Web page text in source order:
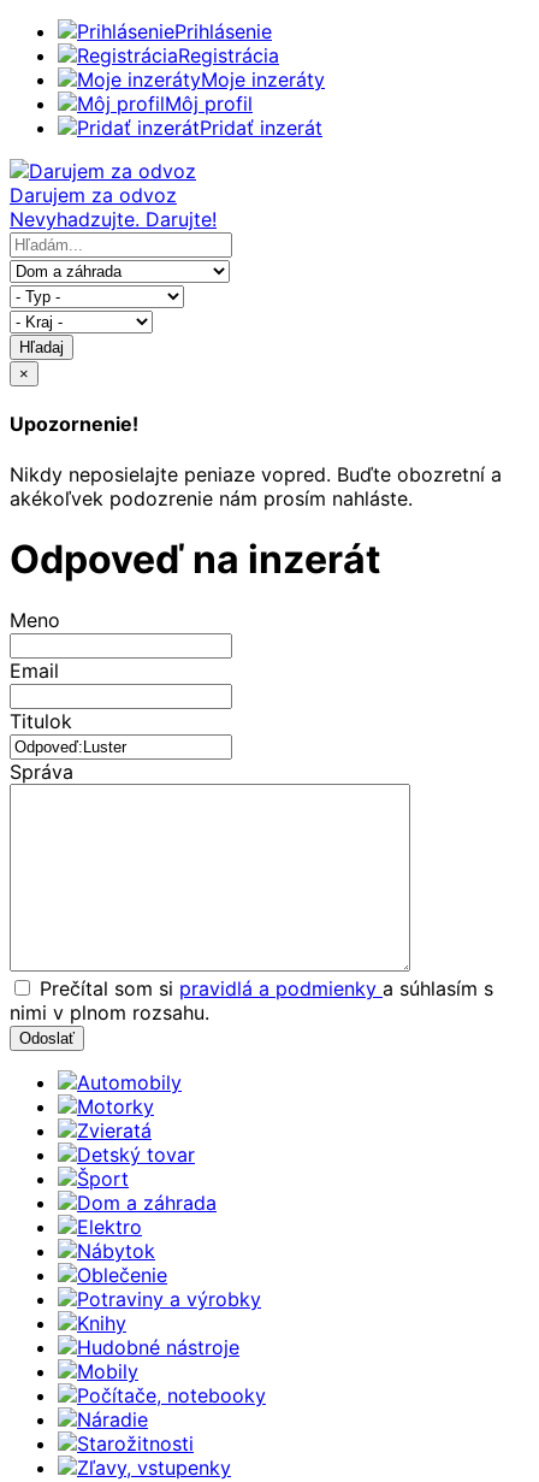
Prihlásenie
Registrácia
Moje inzeráty
Môj profil
Pridať inzerát
Darujem za odvoz
Nevyhadzujte. Darujte!
Hľadaj
×
Upozornenie!
Nikdy neposielajte peniaze vopred. Buďte obozretní a
akékoľvek podozrenie nám prosím nahláste.
Odpoveď na inzerát
Meno
Email
Titulok
Správa
Prečítal som si pravidlá a podmienky a súhlasím s
nimi v plnom rozsahu.
Automobily
Motorky
Zvieratá
Detský tovar
Šport
Dom a záhrada
Elektro
Nábytok
Oblečenie
Potraviny a výrobky
Knihy
Hudobné nástroje
Mobily
Počítače, notebooky
Náradie
Starožitnosti
Zľavy, vstupenky